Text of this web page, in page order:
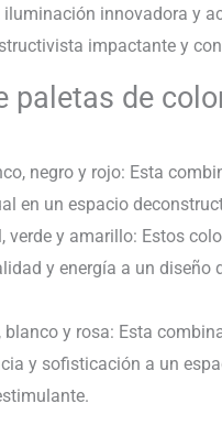
innovadora y
impactante y
paletas de
negro y rojo: Esta
en un espacio
verde y amarillo: Estos
y energía a un diseño
blanco y rosa: Esta
y sofisticación a un